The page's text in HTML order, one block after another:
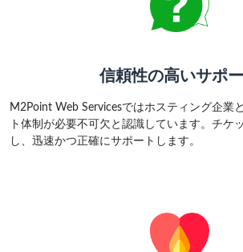
信頼性の高いサポ
M2Point Web Servicesではホスティング企業
ト体制が必要不可欠と認識しています。チケ
し、迅速かつ正確にサポートします。